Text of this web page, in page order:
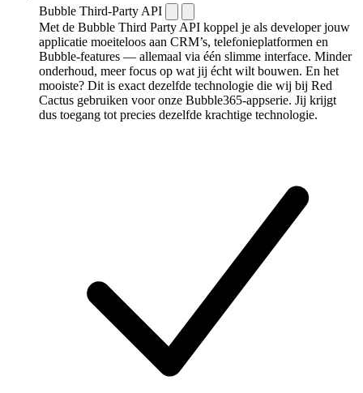
Bubble Third-Party API
Met de Bubble Third Party API koppel je als developer jouw
applicatie moeiteloos aan CRM’s, telefonieplatformen en
Bubble-features — allemaal via één slimme interface. Minder
onderhoud, meer focus op wat jij écht wilt bouwen. En het
mooiste? Dit is exact dezelfde technologie die wij bij Red
Cactus gebruiken voor onze Bubble365-appserie. Jij krijgt
dus toegang tot precies dezelfde krachtige technologie.